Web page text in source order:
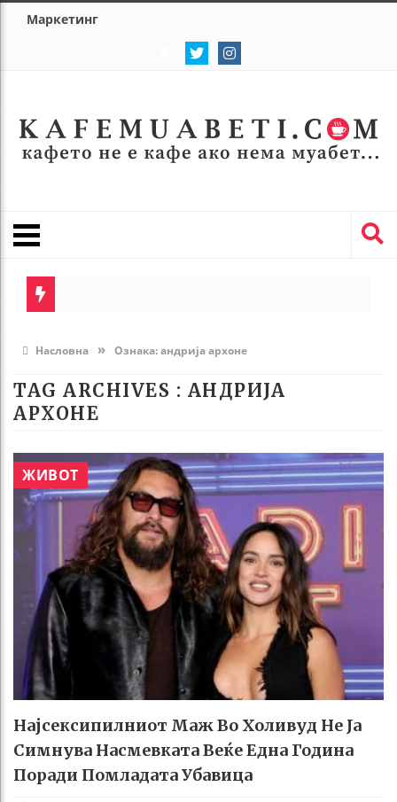
Маркетинг
Насловна » Ознака:андрија архоне
TAG ARCHIVES : АНДРИЈА
АРХОНЕ
ЖИВОТ
Најсексипилниот Маж Во Холивуд Не Ја
Симнува Насмевката Веќе Една Година
Поради Помладата Убавица